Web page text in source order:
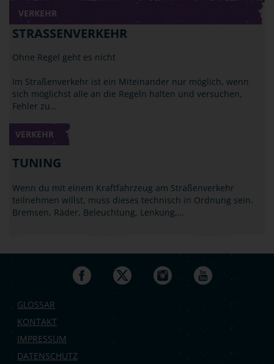
VERKEHR
STRASSENVERKEHR
Ohne Regel geht es nicht
Im Straßenverkehr ist ein Miteinander nur möglich, wenn
sich möglichst alle an die Regeln halten und versuchen,
Fehler zu…
VERKEHR
TUNING
Wenn du mit einem Kraftfahrzeug am Straßenverkehr
teilnehmen willst, muss dieses technisch in Ordnung sein.
Bremsen, Räder, Beleuchtung, Lenkung,…
GLOSSAR
KONTAKT
IMPRESSUM
DATENSCHUTZ